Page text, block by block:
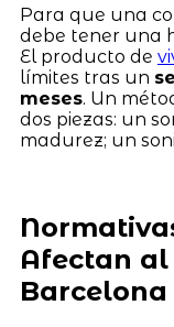
Para que una
debe tener una
El producto de
límites tras un
meses. Un
dos piezas: un
madurez; un
Afectan al
Barcelona